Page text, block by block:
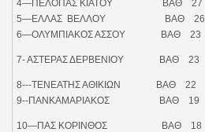
4—ΠΕΛΟΠΑΣ ΚΙΑΤΟΥ ΒΑΘ 27
5—ΕΛΛΑΣ ΒΕΛΛΟΥ ΒΑΘ 26
6—ΟΛΥΜΠΙΑΚΟΣ ΑΣΣΟΥ ΒΑΘ 23
7- ΑΣΤΕΡΑΣ ΔΕΡΒΕΝΙΟΥ ΒΑΘ 23
8---ΤΕΝΕΑΤΗΣ ΑΘΙΚΙΩΝ ΒΑΘ 22
9--ΠΑΝΚΑΜΑΡΙΑΚΟΣ ΒΑΘ 19
10—ΠΑΣ ΚΟΡΙΝΘΟΣ ΒΑΘ 18